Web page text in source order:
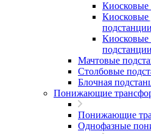
Киосковые
Киосковые
Мачтовые
Столбовые
Блочная
Понижающие
Понижающие
Однофазные